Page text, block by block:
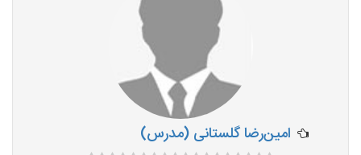
امین‌رضا گلستانی (مدرس)